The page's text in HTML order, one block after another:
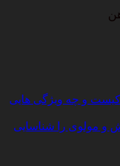
و چه ویژگی هایی
و مولوی را شناسایی